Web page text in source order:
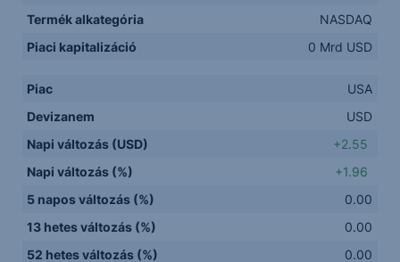
Termék alkategória
NASDAQ
Piaci kapitalizáció
0 Mrd USD
Piac
USA
Devizanem
USD
Napi változás (USD)
+2.55
Napi változás (%)
+1.96
5 napos változás (%)
0.00
13 hetes változás (%)
0.00
52 hetes változás (%)
0.00